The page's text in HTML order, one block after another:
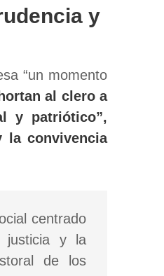
y
“un momento
al clero a
y patriótico”,
la convivencia
centrado
justicia y la
de los